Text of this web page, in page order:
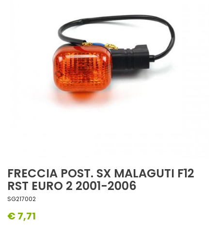
FRECCIA POST. SX MALAGUTI F12
RST EURO 2 2001-2006
SG217002
€ 7,71